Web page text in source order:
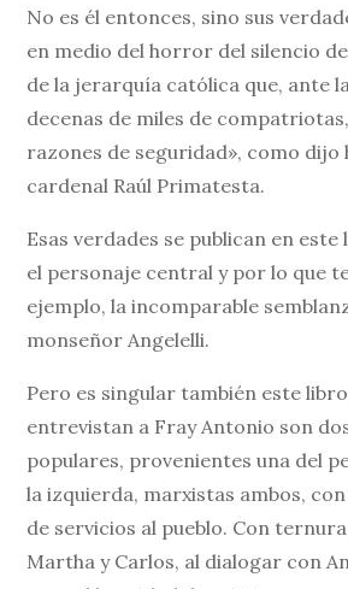
No es él entonces, sino sus
en medio del horror del silencio
de la jerarquía católica que, ante
decenas de miles de
razones de seguridad», como dijo
cardenal Raúl Primatesta.
Esas verdades se publican en
el personaje central y por lo que
ejemplo, la incomparable
monseñor Angelelli.
Pero es singular también este
entrevistan a Fray Antonio son
populares, provenientes una del
la izquierda, marxistas ambos,
de servicios al pueblo. Con
Martha y Carlos, al dialogar con